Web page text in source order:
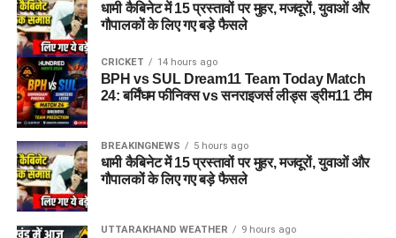
धामी कैबिनेट में 15 प्रस्तावों पर मुहर, मजदूरों, युवाओं और
गौपालकों के लिए गए बड़े फैसले
CRICKET 14 hours ago
BPH vs SUL Dream11 Team Today Match
24: बर्मिंघम फीनिक्स vs सनराइजर्स लीड्स ड्रीम11 टीम
BREAKINGNEWS 5 hours ago
धामी कैबिनेट में 15 प्रस्तावों पर मुहर, मजदूरों, युवाओं और
गौपालकों के लिए गए बड़े फैसले
UTTARAKHAND WEATHER 9 hours ago